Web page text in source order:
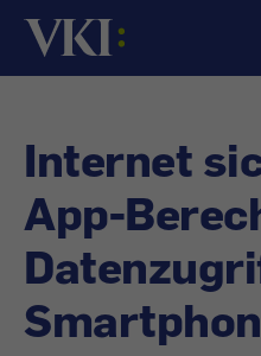
Startseite
Internet
App-